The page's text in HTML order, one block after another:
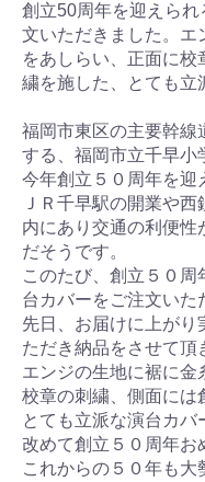
創立50周年を迎えら
文いただきました。エ
をあしらい、正面に校
繍を施した、とても立
福岡市東区の主要幹線
する、福岡市立千早小
今年創立５０周年を迎
ＪＲ千早駅の開業や
内にあり交通の利便性
だそうです。
このたび、創立５０
台カバーをご注文いた
先日、お届けに上がり
ただき納品をさせて頂
エンジの生地に裾に金
校章の刺繍、側面には
とても立派な演台カバ
改めて創立５０周年お
これからの５０年も